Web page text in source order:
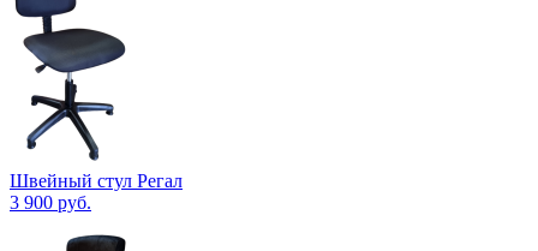
Швейный стул Регал
3 900 руб.